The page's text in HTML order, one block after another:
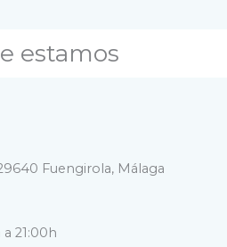
estamos
Fuengirola, Málaga
21:00h